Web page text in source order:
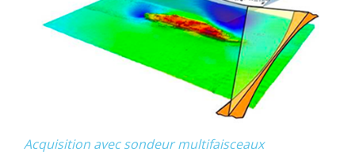
Acquisition avec sondeur multifaisceaux